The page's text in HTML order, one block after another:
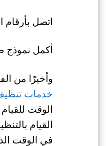
اتصل بأرقام الآتية: 01287223589
أكمل نموذج
وأخيرًا من
خدمات
الوقت
القيام
في الوقت